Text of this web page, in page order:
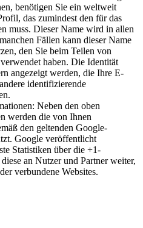
benötigen Sie ein weltweit
das zumindest den für das
muss. Dieser Name wird in allen
Fällen kann dieser Name
den Sie beim Teilen von
haben. Die Identität
angezeigt werden, die Ihre E-
identifizierende
Neben den oben
werden die von Ihnen
den geltenden Google-
Google veröffentlicht
Statistiken über die +1-
an Nutzer und Partner weiter,
verbundene Websites.